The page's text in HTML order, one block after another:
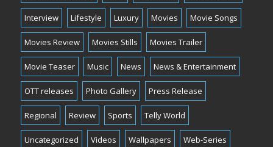
Interview Lifestyle Luxury Movies Movie Songs
Movies Review Movies Stills Movies Trailer
Movie Teaser Music News News & Entertainment
OTT releases Photo Gallery Press Release
Regional Review Sports Telly World
Uncategorized Videos Wallpapers Web-Series